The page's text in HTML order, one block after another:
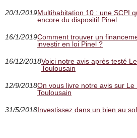
20/1/2019Multihabitation 10 : une SCPI
encore du dispositif Pinel
16/1/2019Comment trouver un
investir en loi Pinel ?
16/12/2018Voici notre avis après testé
Toulousain
12/9/2018On vous livre notre avis sur Le
Toulousain
31/5/2018Investissez dans un bien au